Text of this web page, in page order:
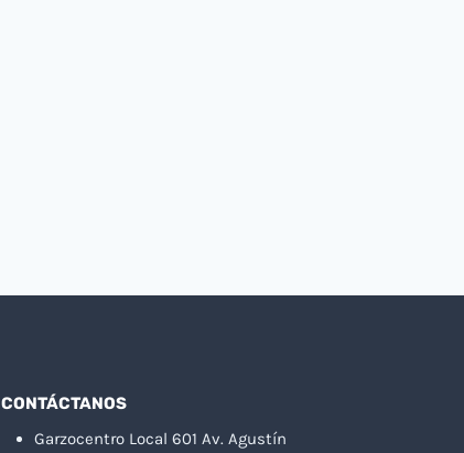
CONTÁCTANOS
Garzocentro Local 601 Av. Agustín